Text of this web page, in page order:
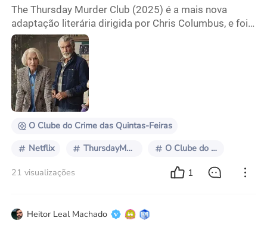
The Thursday Murder Club (2025) é a mais nova
adaptação literária dirigida por Chris Columbus, e foi
lançado diretamente no catálogo da Netflix, sem
circuito cinematográfico. O longa é baseado no best-
seller escrito por Richard Osman, que possui três
sequências. Aqui, acompanhamos um grupo de
idosos que, residindo numa luxuosa comunidade de
aposentados chamada Coopers Chase, se reúne
O Clube do Crime das Quintas-Feiras
Netflix ThursdayMurderClub O Clube do Crime das Quintas-feiras
21 visualizações 1
Heitor Leal Machado